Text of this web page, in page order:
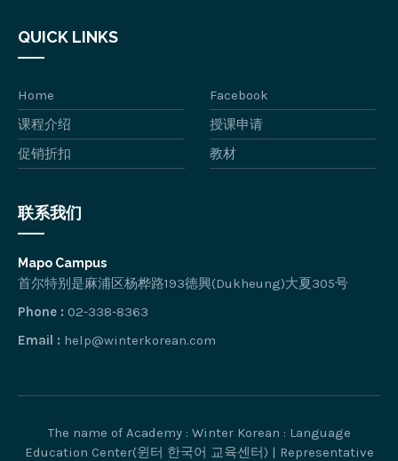
QUICK LINKS
Home
Facebook
课程介绍
授课申请
促销折扣
教材
联系我们
Mapo Campus
首尔特别是麻浦区杨桦路193徳興(Dukheung)大夏305号
Phone : 02-338-8363
Email : help@winterkorean.com
The name of Academy : Winter Korean : Language
Education Center(윈터 한국어 교육센터) | Representative